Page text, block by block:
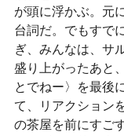
が頭に浮かぶ。元
台詞だ。でもすで
ぎ、みんなは、サ
盛り上がったあと
とでねー〉を最後
て、リアクション
の茶屋を前にすご